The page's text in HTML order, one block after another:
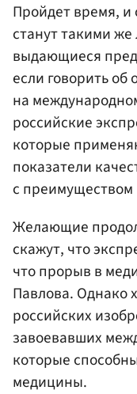
Пройдет время,
станут такими
выдающиеся
если говорить об
на
российские
которые
показатели
с преимуществом
Желающие
скажут, что
что прорыв в
Павлова. Однако
российских
завоевавших
которые
медицины.